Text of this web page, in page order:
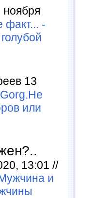
ноября
факт... -
13
Gorg.Не
или
13:01 //
и